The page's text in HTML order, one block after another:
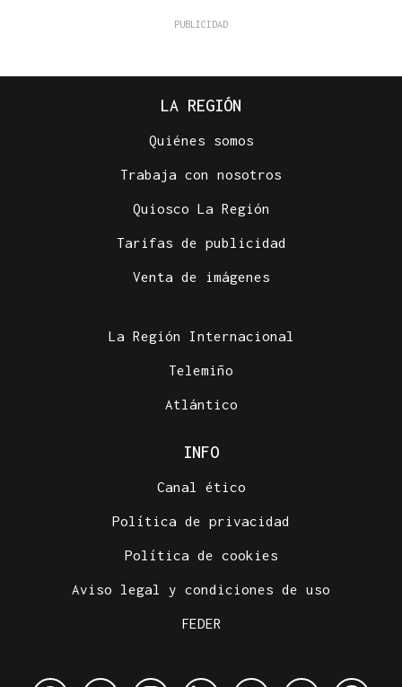
LA REGIÓN
Quiénes somos
Trabaja con nosotros
Quiosco La Región
Tarifas de publicidad
Venta de imágenes
La Región Internacional
Telemiño
Atlántico
INFO
Canal ético
Política de privacidad
Política de cookies
Aviso legal y condiciones de uso
FEDER